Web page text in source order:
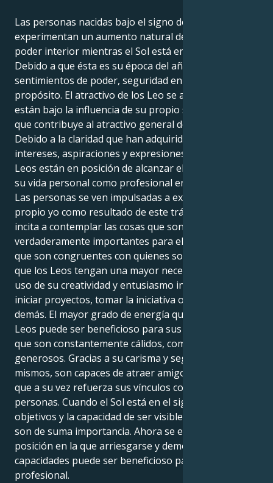
Las personas nacidas bajo el signo de Leo
experimentan un aumento natural de su propio
poder interior mientras el Sol está en el signo de Leo.
Debido a que ésta es su época del año, experimentan
sentimientos de poder, seguridad en sí mismos y
propósito. El atractivo de los Leo se amplifica cuando
están bajo la influencia de su propio signo solar, lo
que contribuye al atractivo general de este signo.
Debido a la claridad que han adquirido respecto a sus
intereses, aspiraciones y expresiones creativas, los
Leos están en posición de alcanzar el éxito tanto en
su vida personal como profesional en este momento.
Las personas se ven impulsadas a examinar su
propio yo como resultado de este tránsito porque les
incita a contemplar las cosas que son
verdaderamente importantes para ellos y las cosas
que son congruentes con quienes son. Es posible
que los Leos tengan una mayor necesidad de hacer
uso de su creatividad y entusiasmo innatos para
iniciar proyectos, tomar la iniciativa o inspirar a los
demás. El mayor grado de energía que poseen los
Leos puede ser beneficioso para sus relaciones, ya
que son constantemente cálidos, compasivos y
generosos. Gracias a su carisma y seguridad en sí
mismos, son capaces de atraer amigos y amantes, lo
que a su vez refuerza sus vínculos con otras
personas. Cuando el Sol está en el signo de Leo, los
objetivos y la capacidad de ser visible en el trabajo
son de suma importancia. Ahora se encuentra en una
posición en la que arriesgarse y demostrar sus
capacidades puede ser beneficioso para su ascenso
profesional.